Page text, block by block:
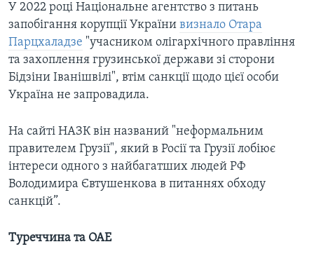
У 2022 році Національне агентство з питань
запобігання корупції України визнало Отара
Парцхаладзе "учасником олігархічного правління
та захоплення грузинської держави зі сторони
Бідзіни Іванішвілі", втім санкції щодо цієї особи
Україна не запровадила.
На сайті НАЗК він названий "неформальним
правителем Грузії", який в Росії та Грузії лобіює
інтереси одного з найбагатших людей РФ
Володимира Євтушенкова в питаннях обходу
санкцій”.
Туреччина та ОАЕ